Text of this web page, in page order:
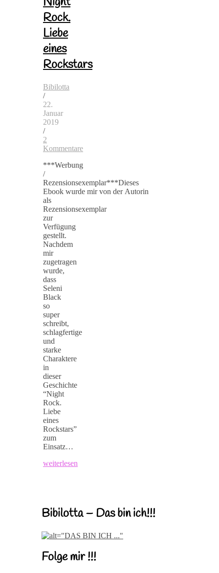
Rock.
Liebe
eines
Rockstars
Bibilotta
/
22.
Januar
2019
/
2
Kommentare
***Werbung
/
Rezensionsexemplar***Dieses
Ebook wurde mir von der Autorin
als
Rezensionsexemplar
zur
Verfügung
gestellt.
Nachdem
mir
zugetragen
wurde,
dass
Seleni
Black
so
super
schreibt,
schlagfertige
und
starke
Charaktere
in
dieser
Geschichte
“Night
Rock.
Liebe
eines
Rockstars”
zum
Einsatz…
weiterlesen
Bibilotta – Das bin ich!!!
Folge mir !!!